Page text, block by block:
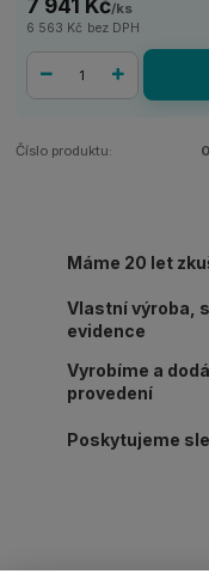
7 941 Kč/ks
6 563 Kč bez DPH
Číslo produktu:
Máme 20 let
Vlastní výroba,
evidence
Vyrobíme a
provedení
Poskytujeme